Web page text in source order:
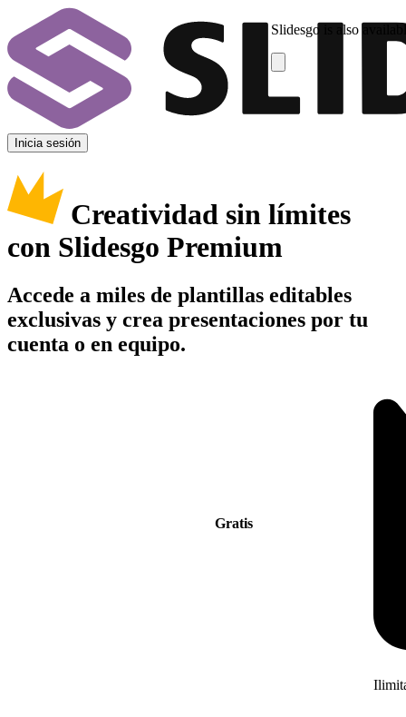
Slidesgo is also
Inicia sesión
Creatividad sin límites
con Slidesgo Premium
Accede a miles de plantillas editables
exclusivas y crea presentaciones por tu
cuenta o en equipo.
Gratis